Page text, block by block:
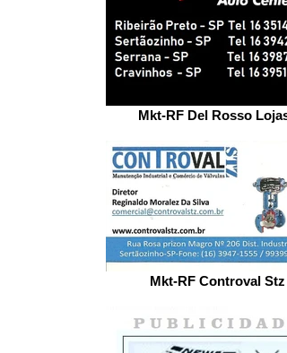
Mkt-RF Del Rosso Lojas
Mkt-RF Controval Stz